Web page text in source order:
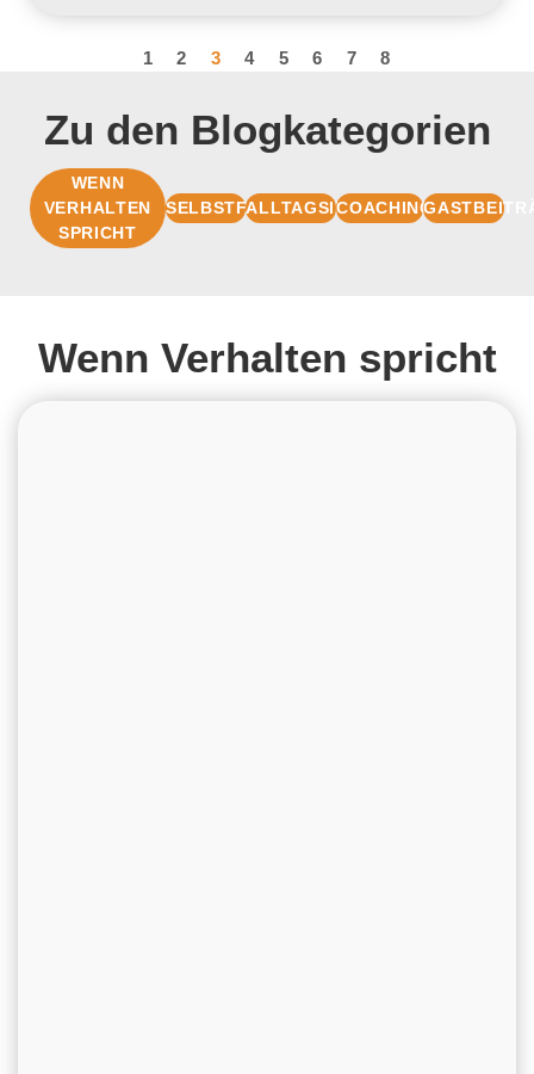
1 2 3 4 5 6 7 8
Zu den Blogkategorien
WENN
VERHALTEN
SPRICHT
SELBSTFÜHRUNGALLTAGSIMPULSECOACHINGBASIS
Wenn Verhalten spricht